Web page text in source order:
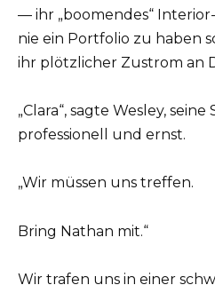
— ihr „boomendes“
nie ein Portfolio zu haben
ihr plötzlicher Zustrom an
„Clara“, sagte Wesley,
professionell und ernst.
„Wir müssen uns treffen.
Bring Nathan mit.“
Wir trafen uns in einer